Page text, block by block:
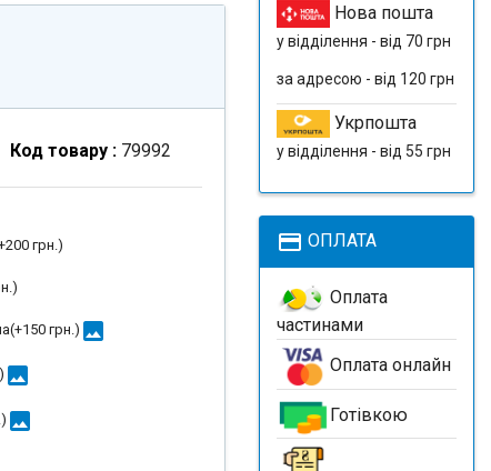
Код товару : 79992
200 грн.)
)
150 грн.) image
) image
) image
Нова пошта
у відділення - від 70 грн
за адресою - від 120 грн
Укрпошта
у відділення - від 55 грн
payment ОПЛАТА
Оплата
частинами
Оплата онлайн
Готівкою